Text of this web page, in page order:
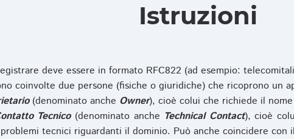
Istruzioni
deve essere in formato RFC822 (ad esempio:
coinvolte due persone (fisiche o giuridiche) che ricoprono un
(denominato anche Owner), cioè colui che richiede il
Tecnico(denominato anche Technical Contact), cioè
tecnici riguardanti il dominio. Può anche coincidere con il